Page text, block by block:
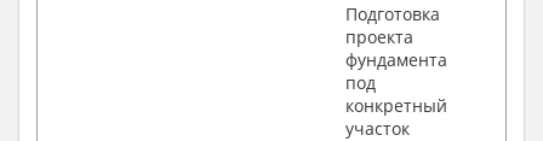
Подготовка
проекта
фундамента
под
конкретный
участок